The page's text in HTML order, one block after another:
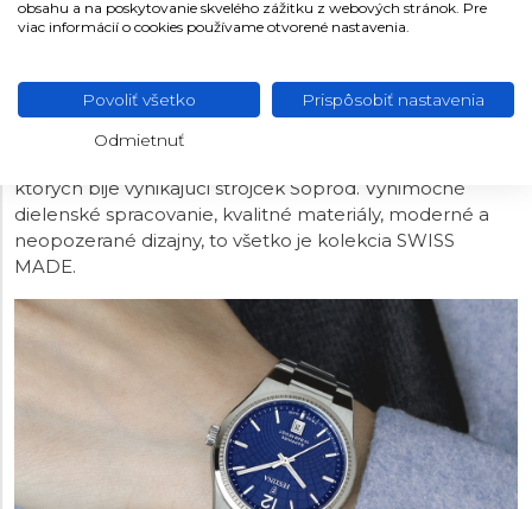
FESTINA SWISS MADE
hodinky Festina SWISS MADE sú vyrobené podľa zásad
a pravidiel, vďaka ktorým sa týmto titulom môžu
nazývať. Kolekcia ponúka ako modely s quartzovým
ktorých bije vynikajúci strojček Soprod. Výnimočné
dielenské spracovanie, kvalitné materiály, moderné a
neopozerané dizajny, to všetko je kolekcia SWISS
MADE.
obsahu a na poskytovanie skvelého zážitku z webových stránok. Pre
viac informácií o cookies používame otvorené nastavenia.
Povoliť všetko Prispôsobiť nastavenia
Odmietnuť